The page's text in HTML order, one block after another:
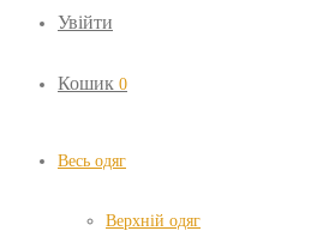
Увійти
Кошик 0
Весь одяг
Верхній одяг